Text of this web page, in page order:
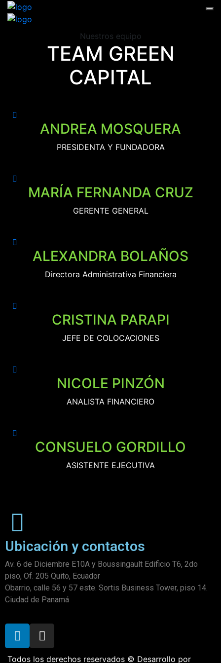
Nuestros equipo
TEAM GREEN
CAPITAL
ANDREA MOSQUERA
PRESIDENTA Y FUNDADORA
MARÍA FERNANDA CRUZ
GERENTE GENERAL
ALEXANDRA BOLAÑOS
Directora Administrativa Financiera
CRISTINA PARAPI
JEFE DE COLOCACIONES
NICOLE PINZÓN
ANALISTA FINANCIERO
CONSUELO GORDILLO
ASISTENTE EJECUTIVA
Ubicación y contactos
Av. 6 de Diciembre E10A y Boussingault Edificio T6, 2do
piso, Of. 205 Quito, Ecuador
Obarrio, calle 56 y 57 este. Sortis Business Tower, piso 14.
Ciudad de Panamá
Todos los derechos reservados © Desarrollo por